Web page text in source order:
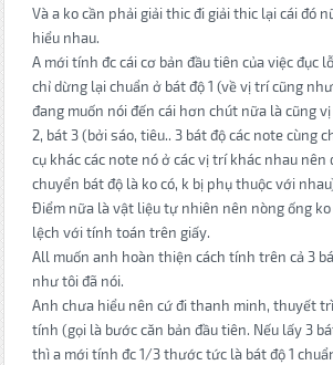
Và a ko cần phải giải thic đi giải thic lại cái đó
hiểu nhau.
A mới tính đc cái cơ bản đầu tiên của việc đục
chỉ dừng lại chuẩn ở bát độ 1 (về vị trí cũng
đang muốn nói đến cái hơn chút nữa là cũng
2, bát 3 (bởi sáo, tiêu.. 3 bát độ các note cùng
cụ khác các note nó ở các vị trí khác nhau nên
chuyển bát độ là ko có, k bị phụ thuộc với
Điểm nữa là vật liệu tự nhiên nên nòng ống ko
lệch với tính toán trên giấy.
All muốn anh hoàn thiện cách tính trên cả 3
như tôi đã nói.
Anh chưa hiểu nên cứ đi thanh minh, thuyết
tính (gọi là bước căn bản đầu tiên. Nếu lấy 3
thì a mới tính đc 1/3 thước tức là bát độ 1